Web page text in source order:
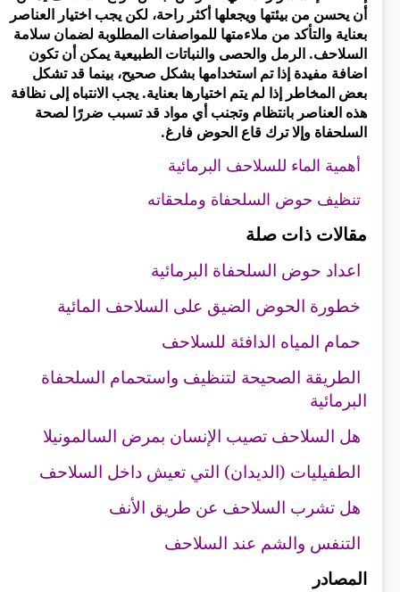
أن يحسن من بيئتها ويجعلها أكثر راحة، لكن يجب اختيار العناصر
بعناية والتأكد من ملاءمتها للمواصفات المطلوبة لضمان سلامة
السلاحف. الرمل والحصى والنباتات الطبيعية يمكن أن تكون
اضافة مفيدة إذا تم استخدامها بشكل صحيح، بينما قد تشكل
بعض المخاطر إذا لم يتم اختيارها بعناية. يجب الانتباه إلى نظافة
هذه العناصر بانتظام وتجنب أي مواد قد تسبب ضررًا لصحة
السلحفاة وإلا ترك قاع الحوض فارغ.
أهمية الماء للسلاحف البرمائية
تنظيف حوض السلحفاة وملحقاته
مقالات ذات صلة
اعداد حوض السلحفاة البرمائية
خطورة الحوض الضيق على السلاحف المائية
حمام المياه الدافئة للسلاحف
الطريقة الصحيحة لتنظيف واستحمام السلحفاة
البرمائية
هل السلاحف تصيب الإنسان بمرض السالمونيلا
الطفيليات (الديدان) التي تعيش داخل السلاحف
هل تشرب السلاحف عن طريق الأنف
التنفس والشم عند السلاحف
المصادر